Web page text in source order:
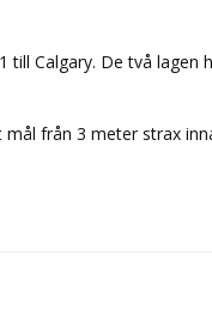
till Calgary. De två lagen
från 3 meter strax